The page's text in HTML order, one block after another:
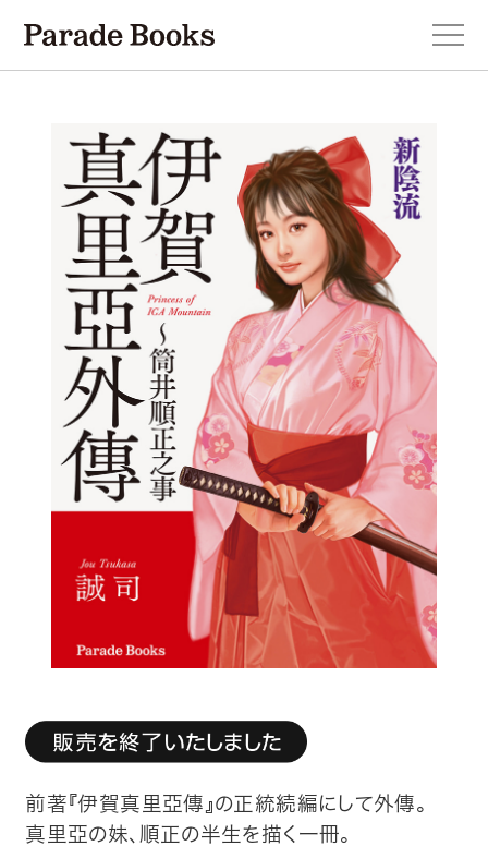
本を探す
新刊・近刊のお知らせ
おすすめ！この一冊。
小説
エッセイ・詩・ノンフィクション
趣味・カルチャー
生活・健康
論文・学術書・参考書
絵本・児童書
ビジネス・経営・情報
社会・思想・哲学
前著『伊賀真里亞傳』の正統続編にして外傳。
真里亞の妹、順正の半生を描く一冊。